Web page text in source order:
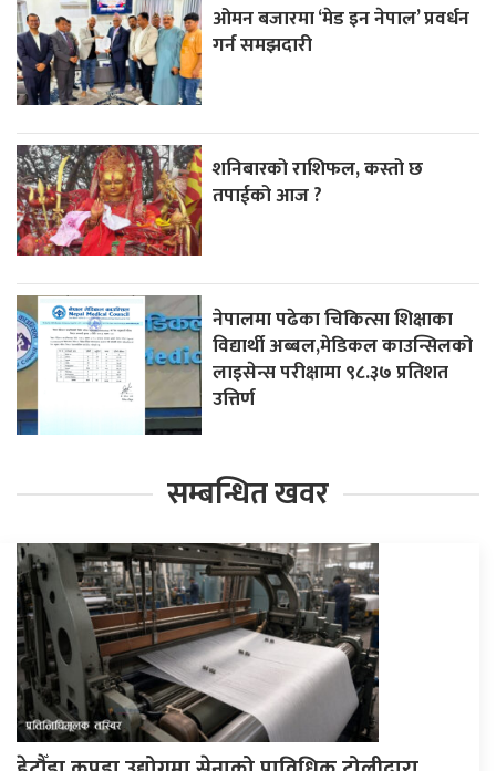
ओमन बजारमा ‘मेड इन नेपाल’ प्रवर्धन
गर्न समझदारी
शनिबारको राशिफल, कस्तो छ
तपाईको आज ?
नेपालमा पढेका चिकित्सा शिक्षाका
विद्यार्थी अब्बल,मेडिकल काउन्सिलको
लाइसेन्स परीक्षामा ९८.३७ प्रतिशत
उत्तिर्ण
सम्बन्धित खवर